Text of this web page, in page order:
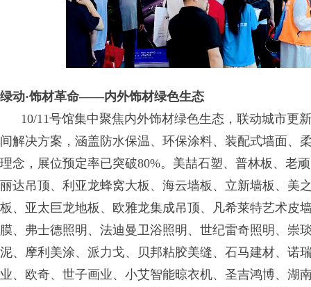
绿动·饰材革命——内外饰材绿色生态
10/11号馆集中聚焦内外饰材绿色生态，联动城市更
间解决方案，涵盖防水保温、环保涂料、装配式墙面、
理念，展位预定率已突破80%。美喆石塑、普林板、老
丽达吊顶、利亚龙蜂窝大板、海云墙板、立新墙板、美
板、亚太巨龙地板、欧雅龙集成吊顶、凡希莱特艺术皮
膜、弗士德照明、法迪曼卫浴照明、世纪雷奇照明、崇
泥、摩利美涂、派力戈、贝邦粘胶美缝、石马建材、诺
业、欧奇、世子画业、小艾智能晾衣机、圣吉鸿博、湖